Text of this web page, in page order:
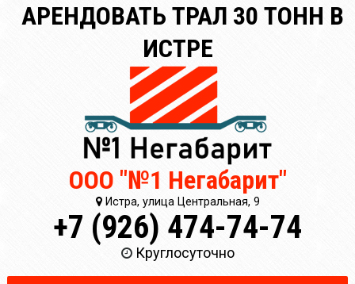
АРЕНДОВАТЬ ТРАЛ 30 ТОНН В
ИСТРЕ
ООО "№1 Негабарит"
Истра, улица Центральная, 9
+7 (926) 474-74-74
Круглосуточно